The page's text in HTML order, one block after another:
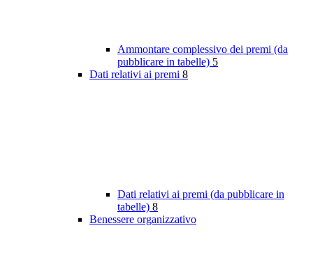
Ammontare complessivo dei premi (da
pubblicare in tabelle) 5
Dati relativi ai premi 8
Dati relativi ai premi (da pubblicare in
tabelle) 8
Benessere organizzativo